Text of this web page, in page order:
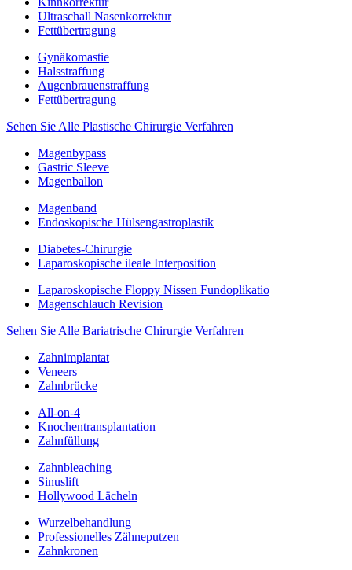
Ultraschall Nasenkorrektur
Fettübertragung
Gynäkomastie
Halsstraffung
Augenbrauenstraffung
Fettübertragung
Sehen Sie Alle Plastische Chirurgie Verfahren
Magenbypass
Gastric Sleeve
Magenballon
Magenband
Endoskopische Hülsengastroplastik
Diabetes-Chirurgie
Laparoskopische ileale Interposition
Laparoskopische Floppy Nissen Fundoplikatio
Magenschlauch Revision
Sehen Sie Alle Bariatrische Chirurgie Verfahren
Zahnimplantat
Veneers
Zahnbrücke
All-on-4
Knochentransplantation
Zahnfüllung
Zahnbleaching
Sinuslift
Hollywood Lächeln
Wurzelbehandlung
Professionelles Zähneputzen
Zahnkronen